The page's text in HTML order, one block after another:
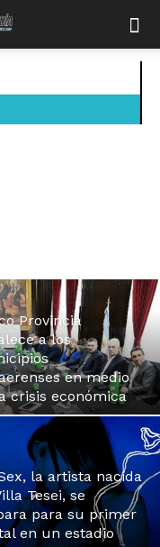
Provincia
a los
en medio
crisis económica
la artista nacida
Tesei, se
para su primer
en un estadio